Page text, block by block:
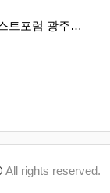
트포럼 광주…
All rights reserved.